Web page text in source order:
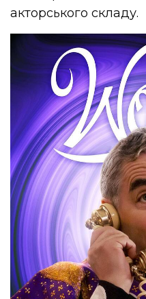
акторського складу.